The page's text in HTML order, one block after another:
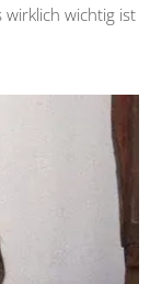
wichtig ist